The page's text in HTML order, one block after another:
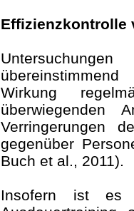
Effizienzkontrolle
Wirkung
überwiegenden
Verringerungen
gegenüber
Buch et al., 2011).
Insofern ist es